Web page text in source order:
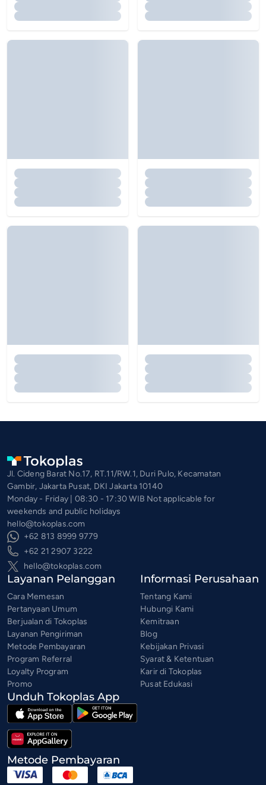
Jl. Cideng Barat No.17, RT.11/RW.1, Duri Pulo, Kecamatan
Gambir, Jakarta Pusat, DKI Jakarta 10140
Monday - Friday | 08:30 - 17:30 WIB Not applicable for
weekends and public holidays
hello@tokoplas.com
+62 813 8999 9779
+62 21 2907 3222
hello@tokoplas.com
Layanan Pelanggan
Cara Memesan
Pertanyaan Umum
Berjualan di Tokoplas
Layanan Pengiriman
Metode Pembayaran
Program Referral
Loyalty Program
Promo
Informasi Perusahaan
Tentang Kami
Hubungi Kami
Kemitraan
Blog
Kebijakan Privasi
Syarat & Ketentuan
Karir di Tokoplas
Pusat Edukasi
Unduh Tokoplas App
Metode Pembayaran